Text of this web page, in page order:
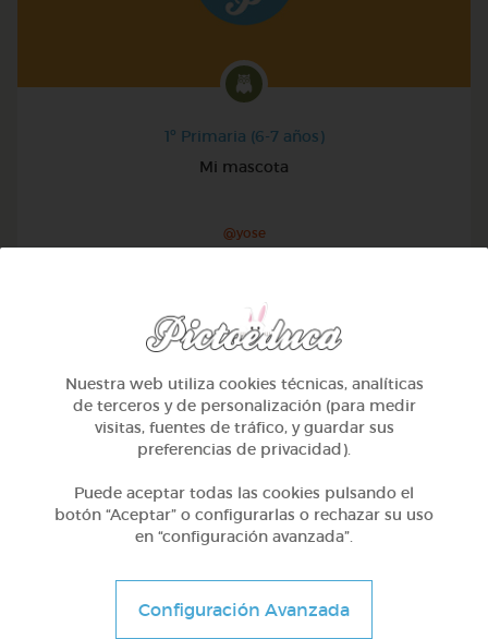
1º Primaria (6-7 años)
Mi mascota
@yose
Conociendo nuestro cuerpo
Nuestra web utiliza cookies técnicas, analíticas
de terceros y de personalización (para medir
visitas, fuentes de tráfico, y guardar sus
preferencias de privacidad).
Puede aceptar todas las cookies pulsando el
botón “Aceptar” o configurarlas o rechazar su uso
en “configuración avanzada”.
Configuración Avanzada